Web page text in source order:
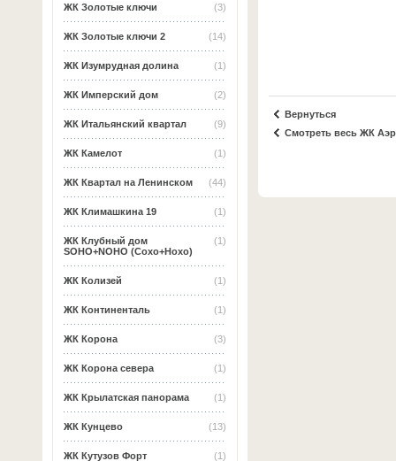
(3)
ЖК Золотые ключи
(14)
ЖК Золотые ключи 2
(1)
ЖК Изумрудная долина
(2)
ЖК Имперский дом
(9)
ЖК Итальянский квартал
(1)
ЖК Камелот
(44)
ЖК Квартал на Ленинском
(1)
ЖК Климашкина 19
(1)
ЖК Клубный дом
SOHO+NOHO (Сохо+Нохо)
(1)
ЖК Колизей
(1)
ЖК Континенталь
(3)
ЖК Корона
(1)
ЖК Корона севера
(1)
ЖК Крылатская панорама
(13)
ЖК Кунцево
(1)
ЖК Кутузов Форт
Вернуться
Смотреть весь ЖК